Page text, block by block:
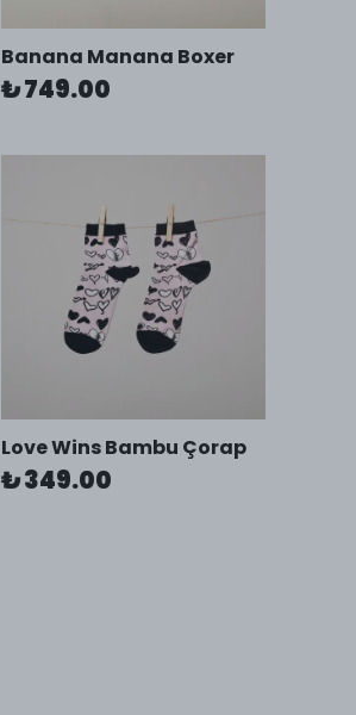
Banana Manana Boxer
₺ 749.00
Love Wins Bambu Çorap
₺ 349.00